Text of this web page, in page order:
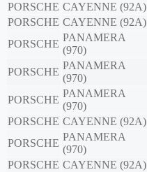
PORSCHE CAYENNE (92A)
PORSCHE CAYENNE (92A)
PORSCHE
PANAMERA
(970)
PORSCHE
PANAMERA
(970)
PORSCHE
PANAMERA
(970)
PORSCHE CAYENNE (92A)
PORSCHE
PANAMERA
(970)
PORSCHE CAYENNE (92A)